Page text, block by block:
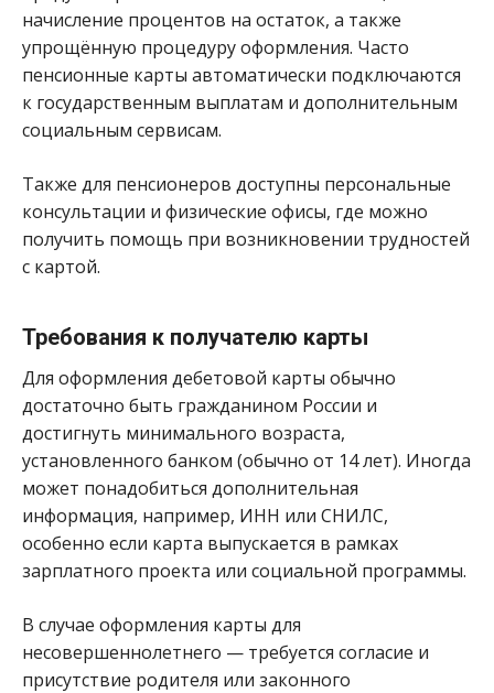
начисление процентов на остаток, а также
упрощённую процедуру оформления. Часто
пенсионные карты автоматически подключаются
к государственным выплатам и дополнительным
социальным сервисам.
Также для пенсионеров доступны персональные
консультации и физические офисы, где можно
получить помощь при возникновении трудностей
с картой.
Требования к получателю карты
Для оформления дебетовой карты обычно
достаточно быть гражданином России и
достигнуть минимального возраста,
установленного банком (обычно от 14 лет). Иногда
может понадобиться дополнительная
информация, например, ИНН или СНИЛС,
особенно если карта выпускается в рамках
зарплатного проекта или социальной программы.
В случае оформления карты для
несовершеннолетнего — требуется согласие и
присутствие родителя или законного